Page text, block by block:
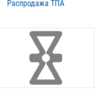
Распродажа ТПА